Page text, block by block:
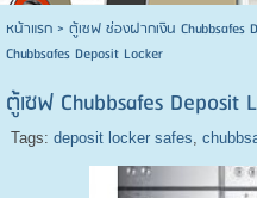
หน้าแรก> ตู้เซฟ ช่องฝากเงิน Chubbsafes
Chubbsafes Deposit Locker
ตู้เซฟ Chubbsafes Deposit
Tags: deposit locker safes